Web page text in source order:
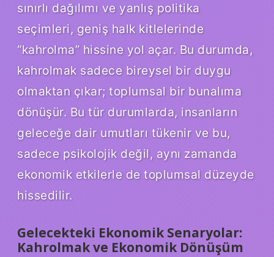
sınırlı dağılımı ve yanlış politika
seçimleri, geniş halk kitlelerinde
“kahrolma” hissine yol açar. Bu durumda,
kahrolmak sadece bireysel bir duygu
olmaktan çıkar; toplumsal bir bunalıma
dönüşür. Bu tür durumlarda, insanların
geleceğe dair umutları tükenir ve bu,
sadece psikolojik değil, aynı zamanda
ekonomik etkilerle de toplumsal düzeyde
hissedilir.
Gelecekteki Ekonomik Senaryolar:
Kahrolmak ve Ekonomik Dönüşüm